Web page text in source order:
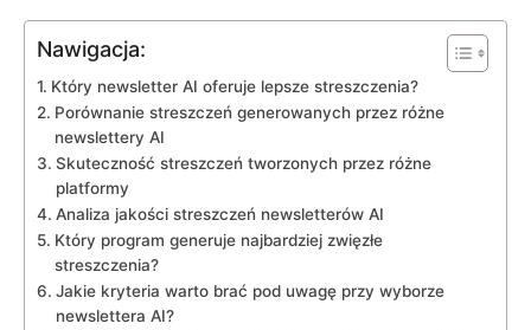
Nawigacja:
Który​ newsletter AI oferuje ⁤lepsze streszczenia?
Porównanie streszczeń generowanych przez ​różne
newslettery AI
Skuteczność streszczeń tworzonych przez różne
⁤platformy
Analiza ‌jakości streszczeń ⁤newsletterów ⁢AI
Który program generuje najbardziej ‍zwięzłe⁢
streszczenia?
Jakie kryteria warto brać pod uwagę przy ​wyborze‌
newslettera AI?